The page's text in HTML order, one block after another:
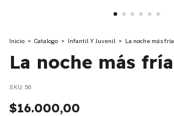
Inicio > Catalogo > Infantil Y Juvenil > La noche más fría
La noche más fría
SKU: 56
$16.000,00